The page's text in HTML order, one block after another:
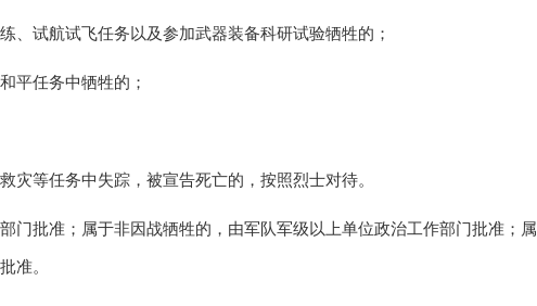
、试航试飞任务以及参加武器装备科研试验牺牲的；
平任务中牺牲的；
灾等任务中失踪，被宣告死亡的，按照烈士对待。
门批准；属于非因战牺牲的，由军队军级以上单位政治工作部门批准；属
准。